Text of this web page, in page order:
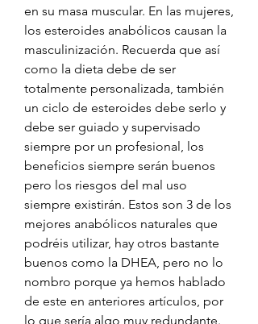
en su masa muscular. En las mujeres,
los esteroides anabólicos causan la
masculinización. Recuerda que así
como la dieta debe de ser
totalmente personalizada, también
un ciclo de esteroides debe serlo y
debe ser guiado y supervisado
siempre por un profesional, los
beneficios siempre serán buenos
pero los riesgos del mal uso
siempre existirán. Estos son 3 de los
mejores anabólicos naturales que
podréis utilizar, hay otros bastante
buenos como la DHEA, pero no lo
nombro porque ya hemos hablado
de este en anteriores artículos, por
lo que sería algo muy redundante.